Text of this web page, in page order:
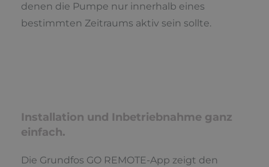
denen die Pumpe nur innerhalb eines
bestimmten Zeitraums aktiv sein sollte.
Installation und Inbetriebnahme ganz
einfach.
Die Grundfos GO REMOTE-App zeigt den